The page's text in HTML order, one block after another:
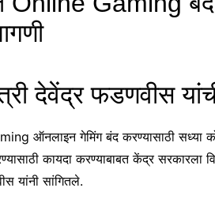
देवेंद्र फडणवीस
ऑनलाइन गेमिंग बंद करण्यासाठी सध्या
कायदा करण्याबाबत केंद्र सरकारला
यांनी सांगितले.